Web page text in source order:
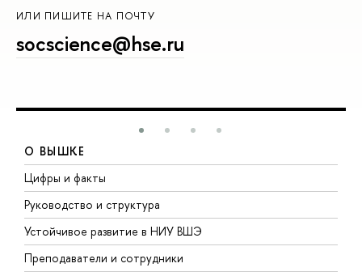
ИЛИ ПИШИТЕ НА ПОЧТУ
socscience@hse.ru
О ВЫШКЕ
Цифры и факты
Руководство и структура
Устойчивое развитие в НИУ ВШЭ
Преподаватели и сотрудники